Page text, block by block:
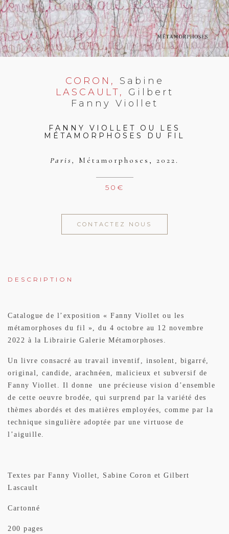
CORON, Sabine
LASCAULT, Gilbert
Fanny Viollet
FANNY VIOLLET OU LES
MÉTAMORPHOSES DU FIL
Paris, Métamorphoses, 2022.
50 €
CONTACTEZ NOUS
DESCRIPTION
Catalogue de l’exposition « Fanny Viollet ou les
métamorphoses du fil », du 4 octobre au 12 novembre
2022 à la Librairie Galerie Métamorphoses.
Un livre consacré au travail inventif, insolent, bigarré,
original, candide, arachnéen, malicieux et subversif de
Fanny Viollet. Il donne une précieuse vision d’ensemble
de cette oeuvre brodée, qui surprend par la variété des
thèmes abordés et des matières employées, comme par la
technique singulière adoptée par une virtuose de
l’aiguille.
Textes par Fanny Viollet, Sabine Coron et Gilbert
Lascault
Cartonné
200 pages